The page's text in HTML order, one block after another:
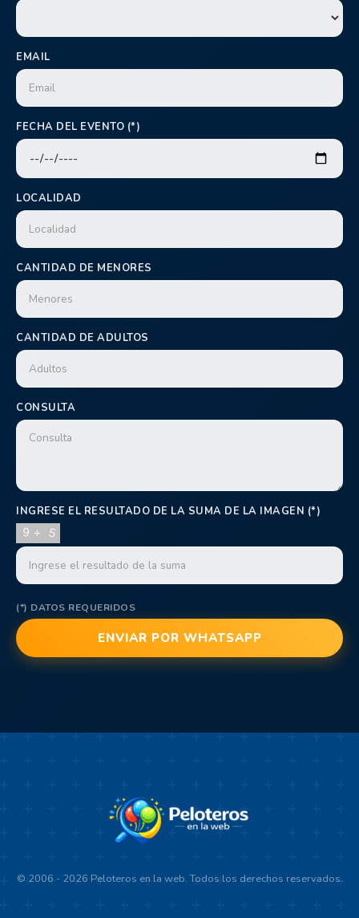
EMAIL
FECHA DEL EVENTO (*)
LOCALIDAD
CANTIDAD DE MENORES
CANTIDAD DE ADULTOS
CONSULTA
INGRESE EL RESULTADO DE LA SUMA DE LA IMAGEN (*)
(*) DATOS REQUERIDOS
© 2006 - 2026 Peloteros en la web. Todos los derechos reservados.